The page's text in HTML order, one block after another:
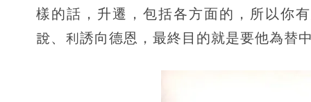
樣的話，升遷，包括各方面的，所以你
說、利誘向德恩，最終目的就是要他為替